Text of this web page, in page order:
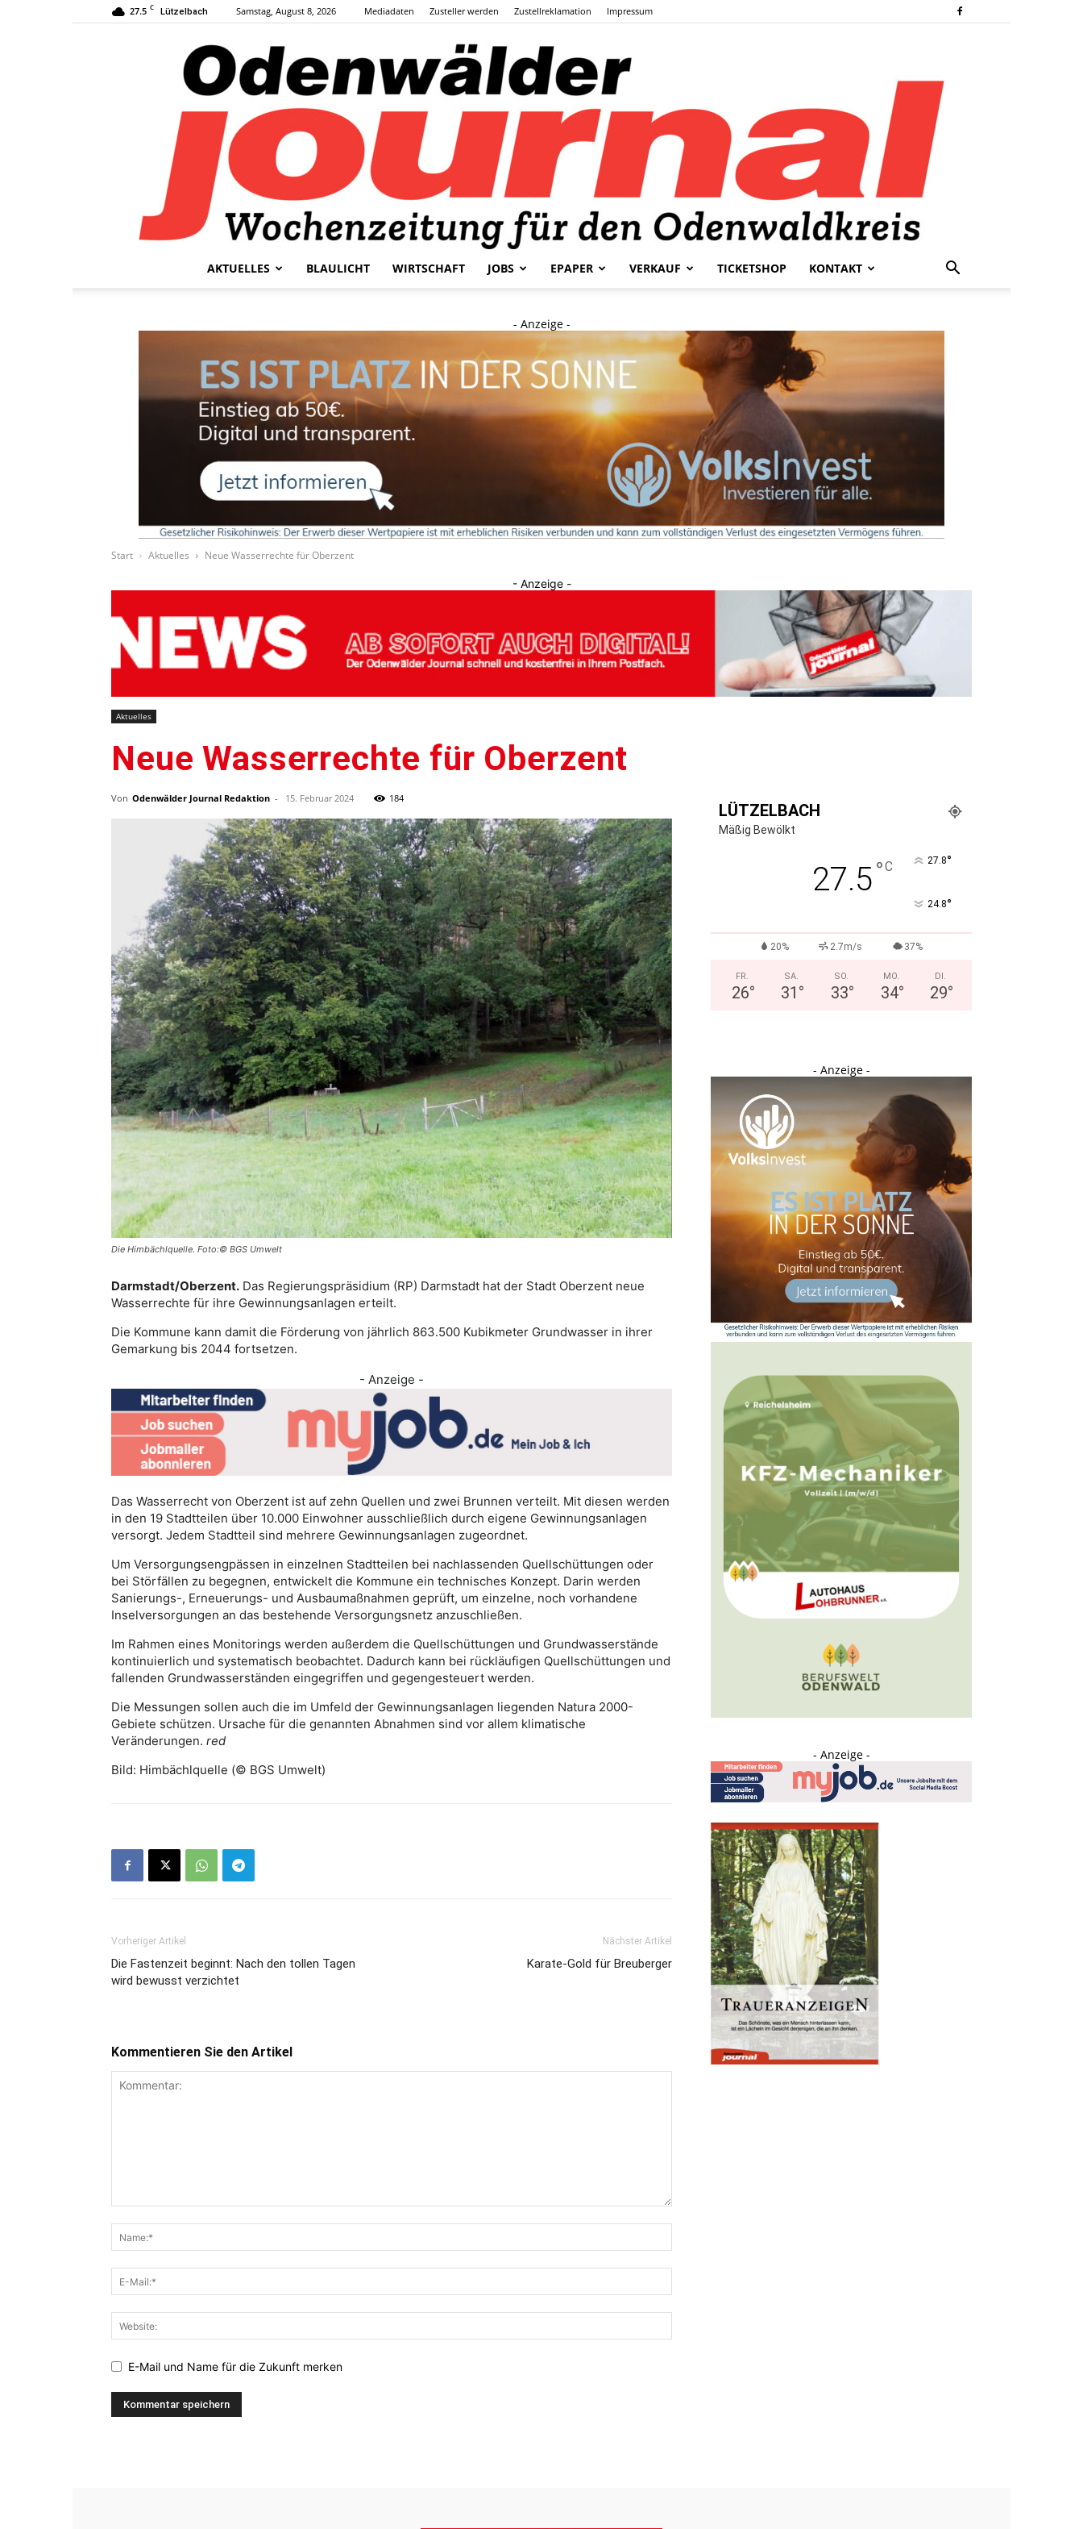
27.5 C Lützelbach Samstag, August 8, 2026 Mediadaten Zusteller werden Zustellreklamation Impressum
AKTUELLES BLAULICHT WIRTSCHAFT JOBS EPAPER VERKAUF TICKETSHOP KONTAKT
- Anzeige -
Start Aktuelles Neue Wasserrechte für Oberzent
- Anzeige -
Aktuelles
Neue Wasserrechte für Oberzent
Von Odenwälder Journal Redaktion - 15. Februar 2024 184
Die Himbächlquelle. Foto:© BGS Umwelt
Darmstadt/Oberzent. Das Regierungspräsidium (RP) Darmstadt hat der Stadt Oberzent neue
Wasserrechte für ihre Gewinnungsanlagen erteilt.
Die Kommune kann damit die Förderung von jährlich 863.500 Kubikmeter Grundwasser in ihrer
Gemarkung bis 2044 fortsetzen.
- Anzeige -
Das Wasserrecht von Oberzent ist auf zehn Quellen und zwei Brunnen verteilt. Mit diesen werden
in den 19 Stadtteilen über 10.000 Einwohner ausschließlich durch eigene Gewinnungsanlagen
versorgt. Jedem Stadtteil sind mehrere Gewinnungsanlagen zugeordnet.
Um Versorgungsengpässen in einzelnen Stadtteilen bei nachlassenden Quellschüttungen oder
bei Störfällen zu begegnen, entwickelt die Kommune ein technisches Konzept. Darin werden
Sanierungs-, Erneuerungs- und Ausbaumaßnahmen geprüft, um einzelne, noch vorhandene
Inselversorgungen an das bestehende Versorgungsnetz anzuschließen.
Im Rahmen eines Monitorings werden außerdem die Quellschüttungen und Grundwasserstände
kontinuierlich und systematisch beobachtet. Dadurch kann bei rückläufigen Quellschüttungen und
fallenden Grundwasserständen eingegriffen und gegengesteuert werden.
Die Messungen sollen auch die im Umfeld der Gewinnungsanlagen liegenden Natura 2000-
Gebiete schützen. Ursache für die genannten Abnahmen sind vor allem klimatische
Veränderungen. red
Bild: Himbächlquelle (© BGS Umwelt)
Vorheriger Artikel
Die Fastenzeit beginnt: Nach den tollen Tagen
wird bewusst verzichtet
Nächster Artikel
Karate-Gold für Breuberger
Kommentieren Sie den Artikel
E-Mail und Name für die Zukunft merken
LÜTZELBACH
Mäßig Bewölkt
27.5°C 27.8°
24.8°
20% 2.7m/s 37%
FR.
26°
SA.
31 °
SO.
33°
MO.
34°
DI.
29°
- Anzeige -
- Anzeige -